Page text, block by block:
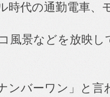
時代の通勤電車、
風景などを放映
バーワン」と言